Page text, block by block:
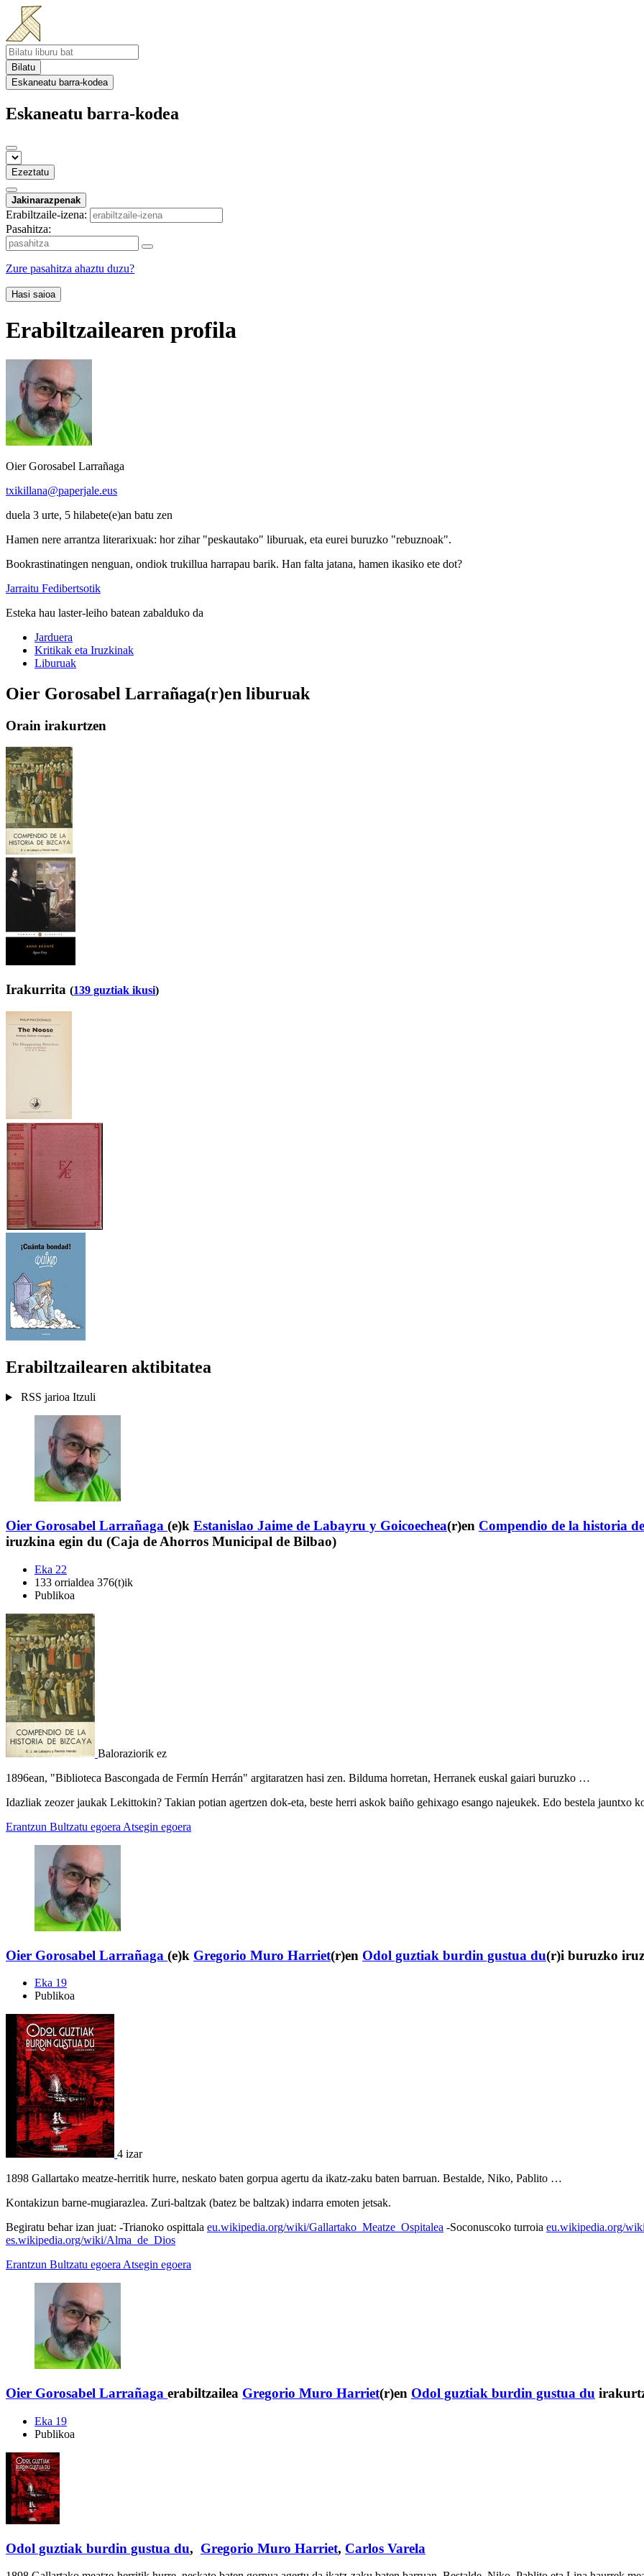
Bilatu
Eskaneatu barra-kodea
Eskaneatu barra-kodea
Ezeztatu
Jakinarazpenak
Erabiltzaile-izena:
Pasahitza:
Zure pasahitza ahaztu duzu?
Hasi saioa
Erabiltzailearen profila
Oier Gorosabel Larrañaga
txikillana@paperjale.eus
duela 3 urte, 5 hilabete(e)an batu zen
Hamen nere arrantza literarixuak: hor zihar "peskautako" liburuak, eta eurei buruzko "rebuznoak".
Bookrastinatingen nenguan, ondiok trukillua harrapau barik. Han falta jatana, hamen ikasiko ete dot?
Jarraitu Fedibertsotik
Esteka hau laster-leiho batean zabalduko da
Jarduera
Kritikak eta Iruzkinak
Liburuak
Oier Gorosabel Larrañaga(r)en liburuak
Orain irakurtzen
Irakurrita (139 guztiak ikusi)
Erabiltzailearen aktibitatea
RSS jarioa Itzuli
Oier Gorosabel Larrañaga (e)k Estanislao Jaime de Labayru y Goicoechea(r)en Compendio de la historia
iruzkina egin du (Caja de Ahorros Municipal de Bilbao)
Eka 22
133 orrialdea 376(t)ik
Publikoa
Baloraziorik ez
1896ean, "Biblioteca Bascongada de Fermín Herrán" argitaratzen hasi zen. Bilduma horretan, Herranek euskal gaiari buruzko …
Idazliak zeozer jaukak Lekittokin? Takian potian agertzen dok-eta, beste herri askok baiño gehixago esango najeukek. Edo bestela jauntxo
Erantzun Bultzatu egoera Atsegin egoera
Oier Gorosabel Larrañaga (e)k Gregorio Muro Harriet(r)en Odol guztiak burdin gustua du(r)i buruzko
Eka 19
Publikoa
4 izar
1898 Gallartako meatze-herritik hurre, neskato baten gorpua agertu da ikatz-zaku baten barruan. Bestalde, Niko, Pablito …
Kontakizun barne-mugiarazlea. Zuri-baltzak (batez be baltzak) indarra emoten jetsak.
Begiratu behar izan juat: -Trianoko ospittala eu.wikipedia.org/wiki/Gallartako_Meatze_Ospitalea -Soconuscoko turroia eu.wikipedia.org/
es.wikipedia.org/wiki/Alma_de_Dios
Erantzun Bultzatu egoera Atsegin egoera
Oier Gorosabel Larrañaga erabiltzailea Gregorio Muro Harriet(r)en Odol guztiak burdin gustua du
Eka 19
Publikoa
Odol guztiak burdin gustua du, Gregorio Muro Harriet, Carlos Varela